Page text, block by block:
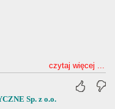
czytaj więcej ...
Sp. z o.o.